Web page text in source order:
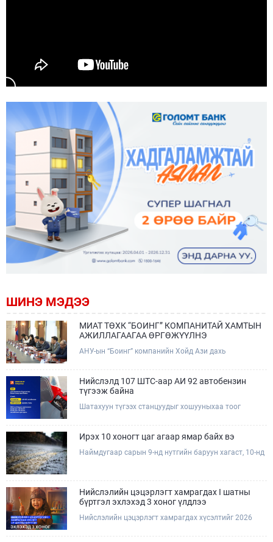
ШИНЭ МЭДЭЭ
МИАТ ТӨХК “БОИНГ” КОМПАНИТАЙ ХАМТЫН
АЖИЛЛАГААГАА ӨРГӨЖҮҮЛНЭ
АНУ-ын “Боинг” компанийн Хойд Ази дахь
Жэф Эдвардс тэргүүтэй төлөөлөгчдийг Зам,
тээврийн сайд Б.Дэлгэрсайхан хүлээн авч уулзав.
Нийслэлд 107 ШТС-аар АИ 92 автобензин
түгээж байна
Шатахуун түгээх станцуудыг хошууныхаа тоог
Ирэх 10 хоногт цаг агаар ямар байх вэ
Наймдугаар сарын 9-нд нутгийн баруун хагаст, 10-нд
Нийслэлийн цэцэрлэгт хамрагдах I шатны
бүртгэл эхлэхэд 3 хоног үлдлээ
Нийслэлийн цэцэрлэгт хамрагдах хүсэлтийг 2026